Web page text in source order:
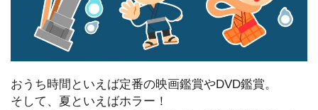
おうち時間といえば定番の映画鑑賞やDVD鑑賞。
そして、夏といえばホラー！